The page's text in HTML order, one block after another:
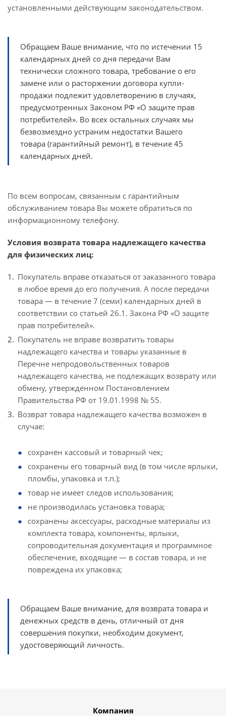
установленными действующим законодательством.
Обращаем Ваше внимание, что по истечении 15
календарных дней со дня передачи Вам
технически сложного товара, требование о его
замене или о расторжении договора купли-
продажи подлежит удовлетворению в случаях,
предусмотренных Законом РФ «О защите прав
потребителей». Во всех остальных случаях мы
безвозмездно устраним недостатки Вашего
товара (гарантийный ремонт), в течение 45
календарных дней.
По всем вопросам, связанным с гарантийным
обслуживанием товара Вы можете обратиться по
информационному телефону.
Условия возврата товара надлежащего качества
для физических лиц:
Покупатель вправе отказаться от заказанного товара
в любое время до его получения. А после передачи
товара — в течение 7 (семи) календарных дней в
соответствии со статьей 26.1. Закона РФ «О защите
прав потребителей».
Покупатель не вправе возвратить товары
надлежащего качества и товары указанные в
Перечне непродовольственных товаров
надлежащего качества, не подлежащих возврату или
обмену, утвержденном Постановлением
Правительства РФ от 19.01.1998 № 55.
Возврат товара надлежащего качества возможен в
случае:
сохранён кассовый и товарный чек;
сохранены его товарный вид (в том числе ярлыки,
пломбы, упаковка и т.п.);
товар не имеет следов использования;
не производилась установка товара;
сохранены аксессуары, расходные материалы из
комплекта товара, компоненты, ярлыки,
сопроводительная документация и программное
обеспечение, входящие — в состав товара, и не
повреждена их упаковка;
Обращаем Ваше внимание, для возврата товара и
денежных средств в день, отличный от дня
совершения покупки, необходим документ,
удостоверяющий личность.
Компания